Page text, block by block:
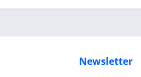
Newsletter